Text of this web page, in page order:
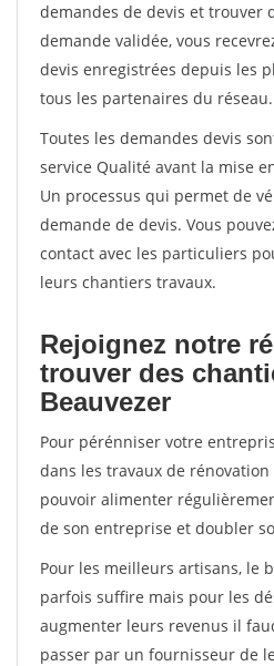
demandes de devis et trouver
demande validée, vous
devis enregistrées depuis les
tous les partenaires du réseau.
Toutes les demandes devis
service Qualité avant la mise
Un processus qui permet de
demande de devis. Vous
contact avec les particuliers
leurs chantiers travaux.
Rejoignez notre
trouver des
Beauvezer
Pour pérénniser votre
dans les travaux de
pouvoir alimenter
de son entreprise et doubler
Pour les meilleurs artisans, le
parfois suffire mais pour les
augmenter leurs revenus il
passer par un fournisseur de